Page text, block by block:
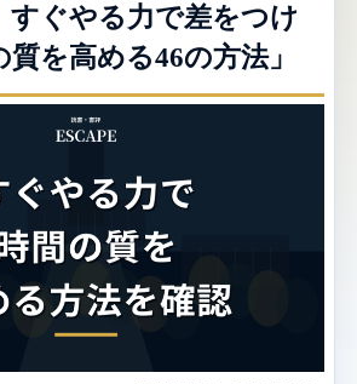
すぐやる力で差をつけ
を高める46の方法」